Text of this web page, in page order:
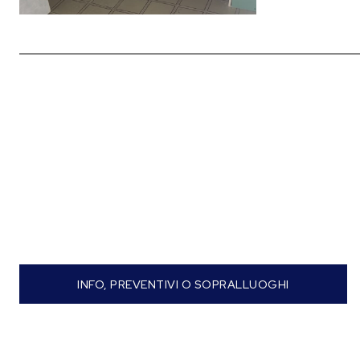
INFO, PREVENTIVI O SOPRALLUOGHI